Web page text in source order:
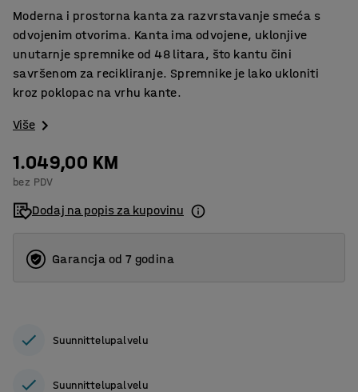
Moderna i prostorna kanta za razvrstavanje smeća s
odvojenim otvorima. Kanta ima odvojene, uklonjive
unutarnje spremnike od 48 litara, što kantu čini
savršenom za recikliranje. Spremnike je lako ukloniti
kroz poklopac na vrhu kante.
Više
1.049,00 KM
bez PDV
Dodaj na popis za kupovinu
Garancja od 7 godina
Suunnittelupalvelu
Suunnittelupalvelu